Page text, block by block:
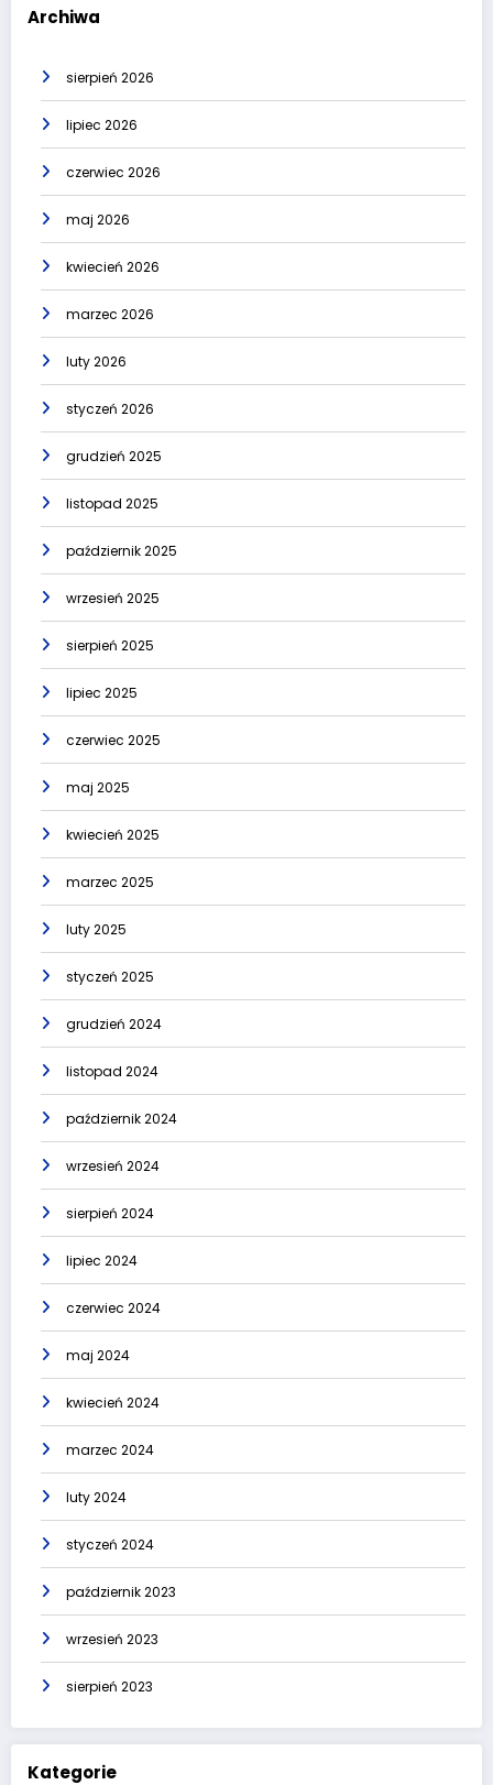
Archiwa
sierpień 2026
lipiec 2026
czerwiec 2026
maj 2026
kwiecień 2026
marzec 2026
luty 2026
styczeń 2026
grudzień 2025
listopad 2025
październik 2025
wrzesień 2025
sierpień 2025
lipiec 2025
czerwiec 2025
maj 2025
kwiecień 2025
marzec 2025
luty 2025
styczeń 2025
grudzień 2024
listopad 2024
październik 2024
wrzesień 2024
sierpień 2024
lipiec 2024
czerwiec 2024
maj 2024
kwiecień 2024
marzec 2024
luty 2024
styczeń 2024
październik 2023
wrzesień 2023
sierpień 2023
Kategorie